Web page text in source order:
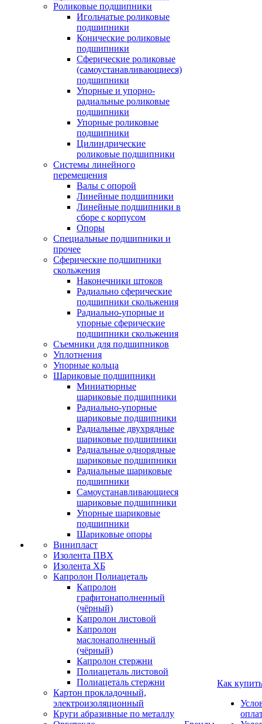
Роликовые подшипники
Игольчатые роликовые
подшипники
Конические роликовые
подшипники
Сферические роликовые
(самоустанавливающиеся)
подшипники
Упорные и упорно-
радиальные роликовые
подшипники
Упорные роликовые
подшипники
Цилиндрические
роликовые подшипники
Системы линейного
перемещения
Валы с опорой
Линейные подшипники
Линейные подшипники в
сборе с корпусом
Опоры
Специальные подшипники и
прочее
Сферические подшипники
скольжения
Наконечники штоков
Радиально сферические
подшипники скольжения
Радиально-упорные и
упорные сферические
подшипники скольжения
Съемники для подшипников
Уплотнения
Упорные кольца
Шариковые подшипники
Миниатюрные
шариковые подшипники
Радиально-упорные
шариковые подшипники
Радиальные двухрядные
шариковые подшипники
Радиальные однорядные
шариковые подшипники
Радиальные шариковые
подшипники
Самоустанавливающиеся
шариковые подшипники
Упорные шариковые
подшипники
Шариковые опоры
Винипласт
Изолента ПВХ
Изолента ХБ
Капролон Полиацеталь
Капролон
графитонаполненный
(чёрный)
Капролон листовой
Капролон
маслонаполненный
(чёрный)
Капролон стержни
Полиацеталь листовой
Полиацеталь стержни
Картон прокладочный,
электроизоляционный
Круги абразивные по металлу
Как купить